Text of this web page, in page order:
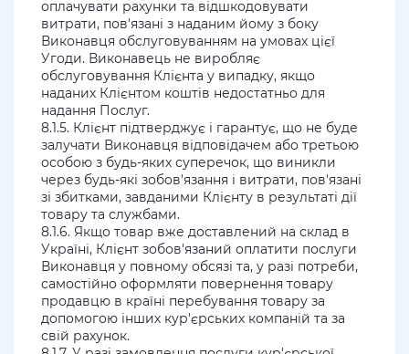
оплачувати рахунки та відшкодовувати
витрати, пов'язані з наданим йому з боку
Виконавця обслуговуванням на умовах цієї
Угоди. Виконавець не виробляє
обслуговування Клієнта у випадку, якщо
наданих Клієнтом коштів недостатньо для
надання Послуг.
8.1.5. Клієнт підтверджує і гарантує, що не буде
залучати Виконавця відповідачем або третьою
особою з будь-яких суперечок, що виникли
через будь-які зобов'язання і витрати, пов'язані
зі збитками, завданими Клієнту в результаті дії
товару та службами.
8.1.6. Якщо товар вже доставлений на склад в
Україні, Клієнт зобов'язаний оплатити послуги
Виконавця у повному обсязі та, у разі потреби,
самостійно оформляти повернення товару
продавцю в країні перебування товару за
допомогою інших кур'єрських компаній та за
свій рахунок.